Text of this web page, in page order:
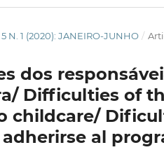
5 N. 1 (2020): JANEIRO-JUNHO /
dos
Difficulties of
childcare/
al